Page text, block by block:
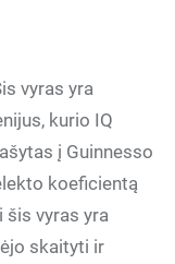
vyras yra
kurio IQ
į Guinnesso
koeficientą
šis vyras yra
skaityti ir